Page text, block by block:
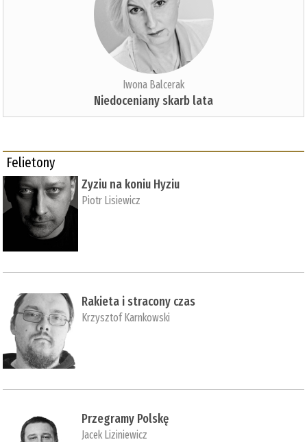
Iwona Balcerak
Niedoceniany skarb lata
Felietony
Zyziu na koniu Hyziu
Piotr Lisiewicz
Rakieta i stracony czas
Krzysztof Karnkowski
Przegramy Polskę
Jacek Liziniewicz